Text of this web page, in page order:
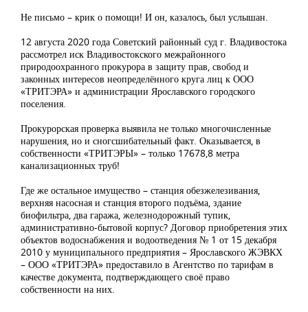
Не письмо – крик о помощи! И он, казалось, был услышан.
12 августа 2020 года Советский районный суд г. Владивостока
рассмотрел иск Владивостокского межрайонного
природоохранного прокурора в защиту прав, свобод и
законных интересов неопределённого круга лиц к ООО
«ТРИТЭРА» и администрации Ярославского городского
поселения.
Прокурорская проверка выявила не только многочисленные
нарушения, но и сногсшибательный факт. Оказывается, в
собственности «ТРИТЭРЫ» – только 17678,8 метра
канализационных труб!
Где же остальное имущество – станция обезжелезивания,
верхняя насосная и станция второго подъёма, здание
биофильтра, два гаража, железнодорожный тупик,
административно-бытовой корпус? Договор приобретения этих
объектов водоснабжения и водоотведения № 1 от 15 декабря
2010 у муниципального предприятия – Ярославского ЖЭВКХ
– ООО «ТРИТЭРА» предоставило в Агентство по тарифам в
качестве документа, подтверждающего своё право
собственности на них.